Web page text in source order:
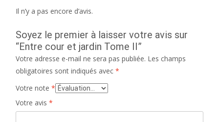
Il n’y a pas encore d’avis.
Soyez le premier à laisser votre avis sur
“Entre cour et jardin Tome II”
Votre adresse e-mail ne sera pas publiée. Les champs
obligatoires sont indiqués avec *
Votre note *
Votre avis *